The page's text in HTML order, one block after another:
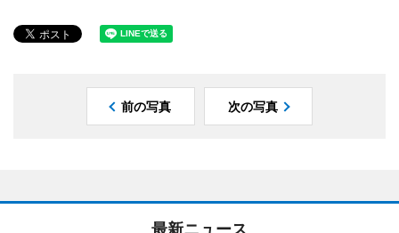
前の写真 次の写真
最新ニュース